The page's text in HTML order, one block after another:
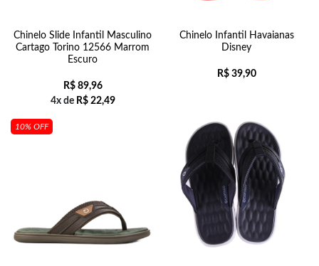
Chinelo Slide Infantil Masculino
Cartago Torino 12566 Marrom
Escuro
R$89,96
4x de R$22,49
Chinelo Infantil Havaianas
Disney
R$39,90
10% OFF